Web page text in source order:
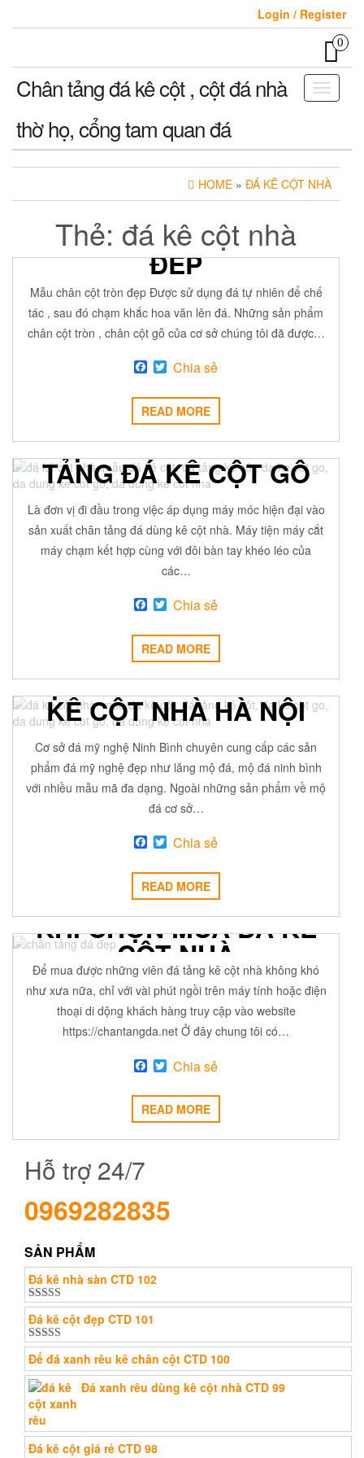
Login / Register
0
Toggle
Chân tảng đá kê cột , cột đá nhà
thờ họ, cổng tam quan đá
HOME » ĐÁ KÊ CỘT NHÀ
Thẻ: đá kê cột nhà
MẪU CHÂN CỘT TRÒN
ĐẸP
7 Tháng Sáu, 2018 ADMIN Off ĐÁ MỸ NGHỆ
Mẫu chân cột tròn đẹp Được sử dụng đá tự nhiên để chế
tác , sau đó chạm khắc hoa văn lên đá. Những sản phẩm
chân cột tròn , chân cột gỗ của cơ sở chúng tôi đã được…
F
a
c
e
b
o
k
T
i
t
t
r
Chia sẻ
READ MORE
ĐỊA CHỈ BÁN CHÂN
TẢNG ĐÁ KÊ CỘT GỖ
Là đơn vị đi đầu trong việc áp dụng máy móc hiện đại vào
sản xuất chân tảng đá dùng kê cột nhà. Máy tiện máy cắt
máy chạm kết hợp cùng với đôi bàn tay khéo léo của
các…
F
a
c
e
b
o
k
T
i
t
t
r
Chia sẻ
READ MORE
ĐỊA CHỈ BÁN ĐÁ DÙNG
KÊ CỘT NHÀ HÀ NỘI
Cơ sở đá mỹ nghệ Ninh Bình chuyên cung cấp các sản
phẩm đá mỹ nghệ đẹp như lăng mộ đá, mộ đá ninh bình
với nhiều mẫu mã đa dạng. Ngoài những sản phẩm về mộ
đá cơ sở…
F
a
c
e
b
o
k
T
i
t
t
r
Chia sẻ
READ MORE
NHỮNG ĐIỀU CẦN BIẾT
KHI CHỌN MUA ĐÁ KÊ
CỘT NHÀ
2 Tháng Tư, 2017 Off
Để mua được những viên đá tảng kê cột nhà không khó
như xưa nữa, chỉ với vài phút ngồi trên máy tính hoặc điện
thoại di dộng khách hàng truy cập vào website
https://chantangda.net Ở đây chung tôi có…
F
a
c
e
b
o
T
i
t
t
r
Chia sẻ
READ MORE
Hỗ trợ 24/7
0969282835
SẢN PHẨM
Đá kê nhà sàn CTD 102
Được xếp
hạng5.005
sao
Đá kê cột đẹp CTD 101
Được xếp
hạng5.005
sao
Đế đá xanh rêu kê chân cột CTD 100
Đá xanh rêu dùng kê cột nhà CTD 99
Đá kê cột giá rẻ CTD 98